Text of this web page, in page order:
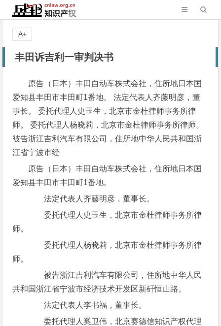
丰田诉吉利一审判决书
原告（日本）丰田自动车株式会社，住所地日本国
爱知县丰田市丰田町1番地。 法定代表人齐藤明彦，董
事长。 委托代理人史玉生，北京市金杜律师事务所律
师。 委托代理人杨晓莉，北京市金杜律师事务所律师。
被告浙江吉利汽车有限公司，住所地中华人民共和国浙
江省宁波市经
原告（日本）丰田自动车株式会社，住所地日本国
爱知县丰田市丰田町1番地。
法定代表人齐藤明彦，董事长。
委托代理人史玉生，北京市金杜律师事务所律
师。
委托代理人杨晓莉，北京市金杜律师事务所律
师。
被告浙江吉利汽车有限公司，住所地中华人民
共和国浙江省宁波市经济技术开发区新矸恒山路。
法定代表人李书福，董事长。
委托代理人奚卫伟，北京赛德信知识产权代理
A+